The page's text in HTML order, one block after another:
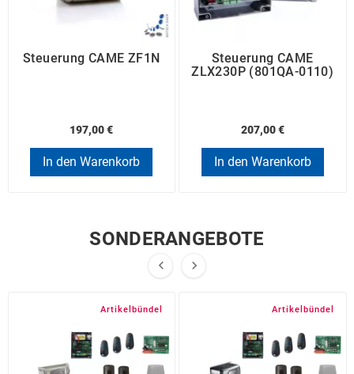
Steuerung CAME ZF1N
197,00 €
In den Warenkorb
Steuerung CAME
ZLX230P (801QA-0110)
207,00 €
In den Warenkorb
SONDERANGEBOTE
 
Artikelbündel Artikelbündel